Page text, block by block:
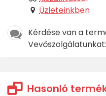
Üzleteinkben
Kérdése van a
Vevőszolgálatunkat:
Hasonló